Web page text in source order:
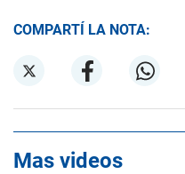
COMPARTÍ LA NOTA:
Mas videos